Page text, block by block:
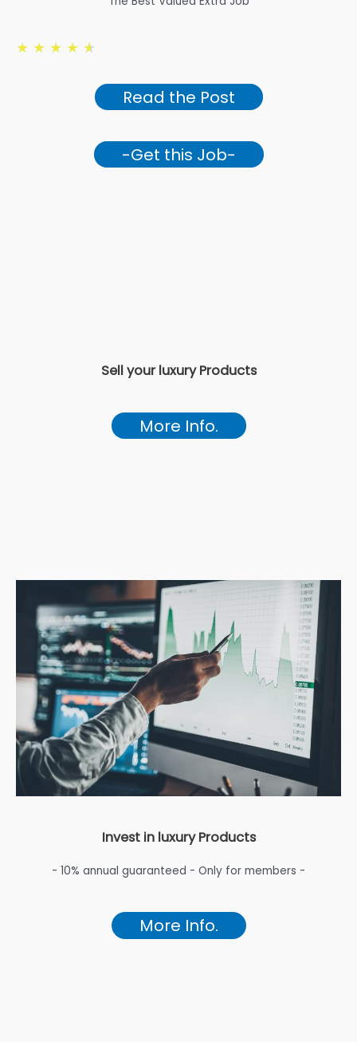
★ ★ ★ ★ ★
Read the Post
-Get this Job-
Sell your luxury Products
More Info.
Invest in luxury Products
- 10% annual guaranteed - Only for members -
More Info.